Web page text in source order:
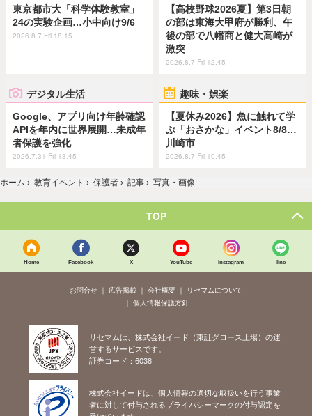
東京都市大「科学体験教室」
24の実験企画…小中向け9/6
2026.8.7 Fri 18:15
【高校野球2026夏】第3日朝
の部は東海大甲府が勝利、午
後の部で八幡商と健大高崎が
激突
2026.8.7 Fri 12:45
デジタル生活
Google、アプリ向け年齢確認
APIを年内に世界展開…未成年
者保護を強化
2026.7.31 Fri 13:45
趣味・娯楽
【夏休み2026】魚に触れて学
ぶ「おさかな」イベント8/8…
川崎市
2026.8.7 Fri 10:45
ホーム › 教育イベント › 保護者 › 記事 › 写真・画像
TOP
Home Facebook X YouTube Instagram line
お問合せ 広告掲載 会社概要
リセマムについて
個人情報保護方針
リセマムは、株式会社イード（東証グロース上場）の運
営するサービスです。
証券コード：6038
株式会社イードは、個人情報の適切な取扱いを行う事業
者に対して付与されるプライバシーマークの付与認定を